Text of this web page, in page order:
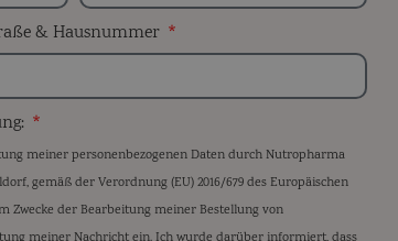
& Hausnummer
meiner personenbezogenen Daten durch Nutropharma
gemäß der Verordnung (EU) 2016/679 des Europäischen
Zwecke der Bearbeitung meiner Bestellung von